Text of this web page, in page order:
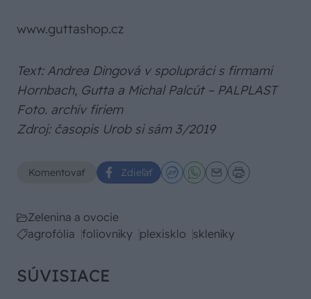
www.guttashop.cz
Text: Andrea Dingová v spolupráci s firmami
Hornbach, Gutta a Michal Palcút – PALPLAST
Foto. archív firiem
Zdroj: časopis Urob si sám 3/2019
Komentovať Zdieľať
Zelenina a ovocie
agrofólia foliovníky plexisklo skleníky
SÚVISIACE